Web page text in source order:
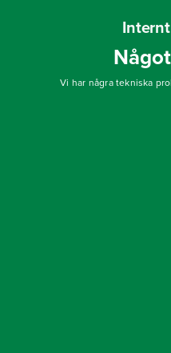
Vi har några tekniska